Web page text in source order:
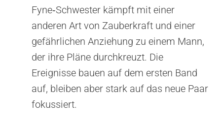
Fyne‑Schwester kämpft mit einer
anderen Art von Zauberkraft und einer
gefährlichen Anziehung zu einem Mann,
der ihre Pläne durchkreuzt. Die
Ereignisse bauen auf dem ersten Band
auf, bleiben aber stark auf das neue Paar
fokussiert.